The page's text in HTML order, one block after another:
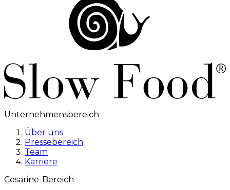
Unternehmensbereich
Über uns
Pressebereich
Team
Karriere
Cesarine-Bereich